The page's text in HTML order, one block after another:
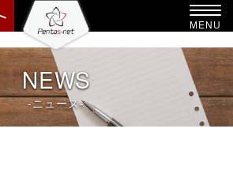
MENU
NEWS
-ニュース-